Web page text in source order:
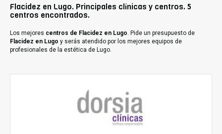
Flacidez en Lugo. Principales clínicas y centros. 5
centros encontrados.
Los mejores centros de Flacidez en Lugo. Pide un presupuesto de
Flacidez en Lugo y serás atendido por los mejores equipos de
profesionales de la estética de Lugo.